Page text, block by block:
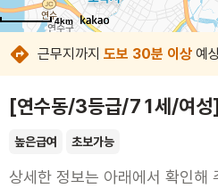
4km
4km
4km
4km
4km
4km
4km
4km
근무지까지 도보 30분 이상 예
[연수동/3등급/71세/여성]
높은급여 초보가능
상세한 정보는 아래에서 확인해